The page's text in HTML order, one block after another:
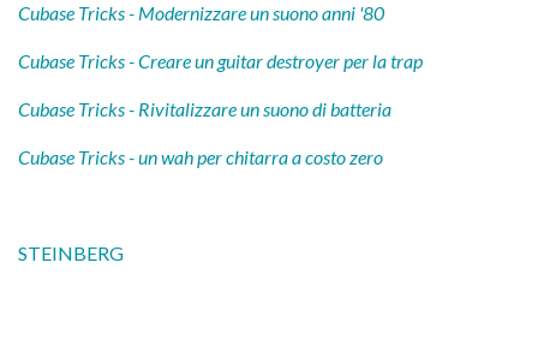
Cubase Tricks - Modernizzare un suono anni '80
Cubase Tricks - Creare un guitar destroyer per la trap
Cubase Tricks - Rivitalizzare un suono di batteria
Cubase Tricks - un wah per chitarra a costo zero
STEINBERG